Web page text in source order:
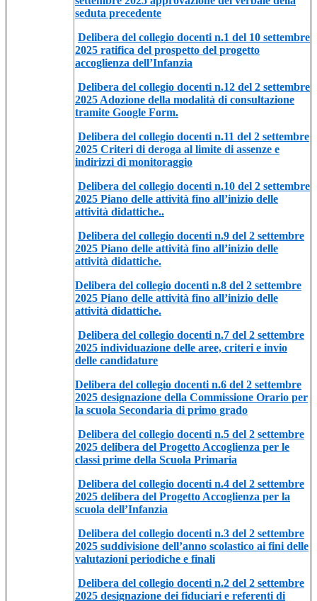
seduta precedente
Delibera del collegio docenti n.1 del 10 settembre
2025 ratifica del prospetto del progetto
accoglienza dell’Infanzia
Delibera del collegio docenti n.12 del 2 settembre
2025 Adozione della modalità di consultazione
tramite Google Form.
Delibera del collegio docenti n.11 del 2 settembre
2025 Criteri di deroga al limite di assenze e
indirizzi di monitoraggio
Delibera del collegio docenti n.10 del 2 settembre
2025 Piano delle attività fino all’inizio delle
attività didattiche..
Delibera del collegio docenti n.9 del 2 settembre
2025 Piano delle attività fino all’inizio delle
attività didattiche.
Delibera del collegio docenti n.8 del 2 settembre
2025 Piano delle attività fino all’inizio delle
attività didattiche.
Delibera del collegio docenti n.7 del 2 settembre
2025 individuazione delle aree, criteri e invio
delle candidature
Delibera del collegio docenti n.6 del 2 settembre
2025 designazione della Commissione Orario per
la scuola Secondaria di primo grado
Delibera del collegio docenti n.5 del 2 settembre
2025 delibera del Progetto Accoglienza per le
classi prime della Scuola Primaria
Delibera del collegio docenti n.4 del 2 settembre
2025 delibera del Progetto Accoglienza per la
scuola dell’Infanzia
Delibera del collegio docenti n.3 del 2 settembre
2025 suddivisione dell’anno scolastico ai fini delle
valutazioni periodiche e finali
Delibera del collegio docenti n.2 del 2 settembre
2025 designazione dei fiduciari e referenti di